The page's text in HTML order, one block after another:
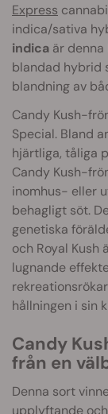
Express
indica/sativa
indica är
blandad hybrid
blandning av
Candy Kush-
Special. Bland
hjärtliga, tåliga
Candy Kush-
inomhus- eller
behagligt söt.
genetiska
och Royal Kush
lugnande
hållningen i sin
Candy
från en
Denna sort
upplyftande